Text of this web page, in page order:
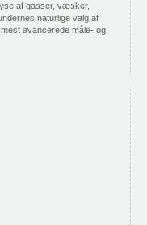
af gasser, væsker,
naturlige valg af
avancerede måle- og